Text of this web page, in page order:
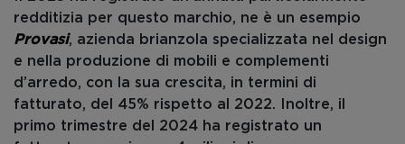
redditizia per questo marchio, ne è un esempio
Provasi, azienda brianzola specializzata nel design
e nella produzione di mobili e complementi
d’arredo, con la sua crescita, in termini di
fatturato, del 45% rispetto al 2022. Inoltre, il
primo trimestre del 2024 ha registrato un